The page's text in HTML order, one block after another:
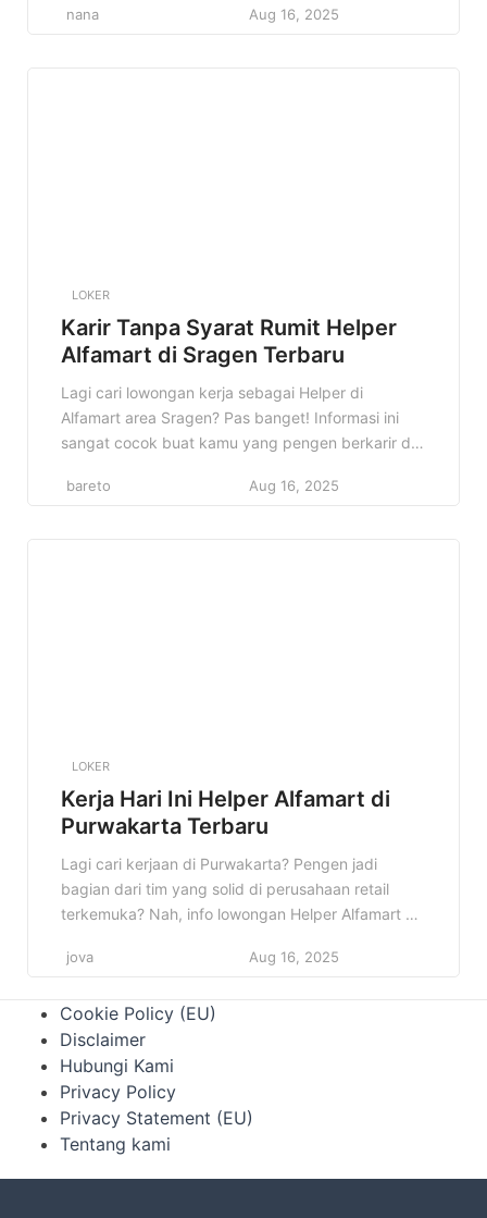
buat kamu yang berdomisili di Kendari dan
nana Aug 16, 2025
LOKER
Karir Tanpa Syarat Rumit Helper
Alfamart di Sragen Terbaru
Lagi cari lowongan kerja sebagai Helper di
Alfamart area Sragen? Pas banget! Informasi ini
sangat cocok buat kamu yang pengen berkarir di
terbesar di Indonesia. Kenapa konten ini penting?
bareto Aug 16, 2025
LOKER
Kerja Hari Ini Helper Alfamart di
Purwakarta Terbaru
Lagi cari kerjaan di Purwakarta? Pengen jadi
bagian dari tim yang solid di perusahaan retail
terkemuka? Nah, info lowongan Helper Alfamart di
Cocok banget buat kamu yang fresh graduate
pergudangan. Kenapa info ini penting? Karena
Alfamart adalah perusahaan yang stabil […]
jova Aug 16, 2025
Cookie Policy (EU)
Disclaimer
Hubungi Kami
Privacy Policy
Privacy Statement (EU)
Tentang kami